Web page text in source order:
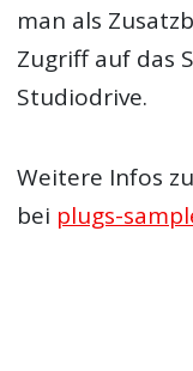
man als
Zugriff auf das
Studiodrive.
Weitere Infos
bei plugs-